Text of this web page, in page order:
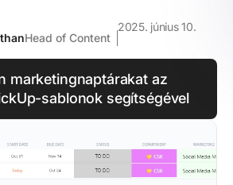
Head of Content
2025. június 10.
marketingnaptárakat az
sablonok segítségével